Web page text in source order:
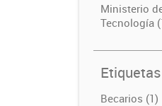
Ministerio
Tecnología
Etiquetas
Becarios (1)